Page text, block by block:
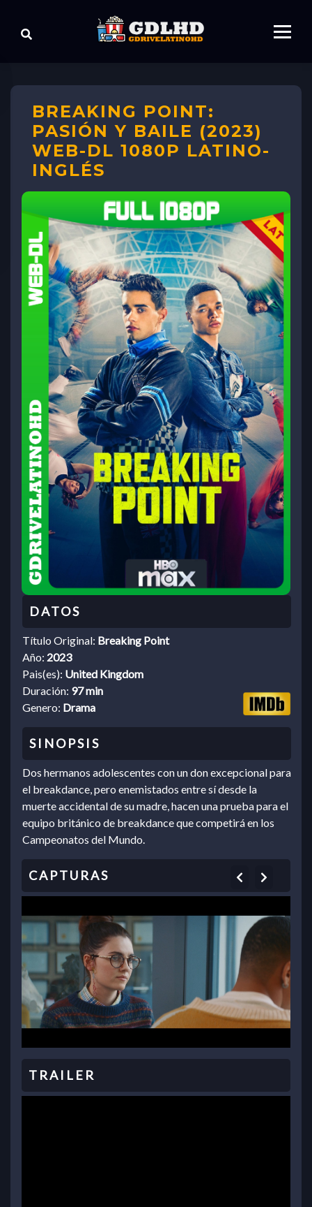
BREAKING POINT:
PASIÓN Y BAILE (2023)
WEB-DL 1080P LATINO-
INGLÉS
Título Original: Breaking Point
Año: 2023
Pais(es): United Kingdom
Duración: 97 min
Genero: Drama
Dos hermanos adolescentes con un don excepcional para
el breakdance, pero enemistados entre sí desde la
muerte accidental de su madre, hacen una prueba para el
equipo británico de breakdance que competirá en los
Campeonatos del Mundo.
Previous